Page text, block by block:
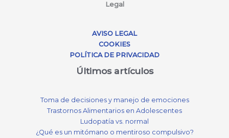
Legal
AVISO LEGAL
COOKIES
POLÍTICA DE PRIVACIDAD
Últimos artículos
Toma de decisiones y manejo de emociones
Trastornos Alimentarios en Adolescentes
Ludopatía vs. normal
¿Qué es un mitómano o mentiroso compulsivo?